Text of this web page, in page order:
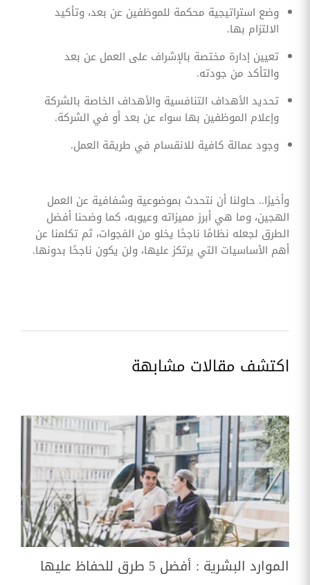
وضع استراتيجية محكمة للموظفين عن بعد، وتأكيد
الالتزام بها.
تعيين إدارة مختصة بالإشراف على العمل عن بعد
والتأكد من جودته.
تحديد الأهداف التنافسية والأهداف الخاصة بالشركة
وإعلام الموظفين بها سواء عن بعد أو في الشركة.
وجود عمالة كافية للانقسام في طريقة العمل.
وأخيرًا.. حاولنا أن نتحدث بموضوعية وشفافية عن العمل
الهجين، وما هي أبرز مميزاته وعيوبه، كما وضحنا أفضل
الطرق لجعله نظامًا ناجحًا يخلو من الفجوات، ثم تكلمنا عن
أهم الأساسيات التي يرتكز عليها، ولن يكون ناجحًا بدونها.
اكتشف مقالات مشابهة
الموارد البشرية : أفضل 5 طرق للحفاظ عليها